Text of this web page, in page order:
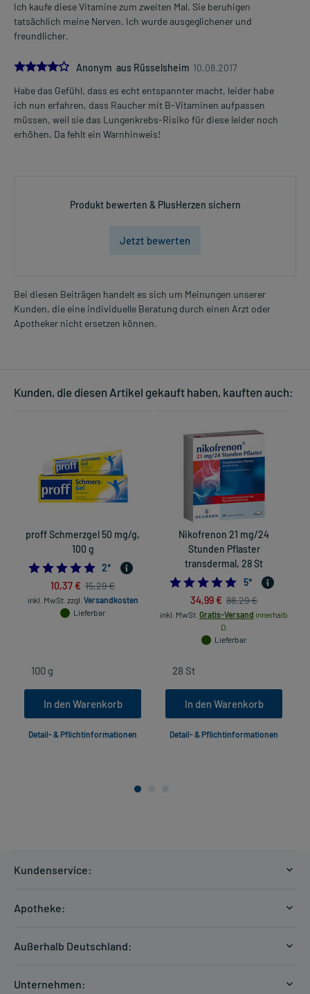
Ich kaufe diese Vitamine zum zweiten Mal. Sie beruhigen
tatsächlich meine Nerven. Ich wurde ausgeglichener und
freundlicher.
4.0Anonym aus Rüsselsheim 10.08.2017
Habe das Gefühl, dass es echt entspannter macht, leider habe
ich nun erfahren, dass Raucher mit B-Vitaminen aufpassen
müssen, weil sie das Lungenkrebs-Risiko für diese leider noch
erhöhen. Da fehlt ein Warnhinweis!
Produkt bewerten & PlusHerzen sichern
Jetzt bewerten
Bei diesen Beiträgen handelt es sich um Meinungen unserer
Kunden, die eine individuelle Beratung durch einen Arzt oder
Apotheker nicht ersetzen können.
Kunden, die diesen Artikel gekauft haben, kauften auch:
proff Schmerzgel 50 mg/g,
100 g
5.0
2*
10,37 € 15,29 €
inkl. MwSt. zzgl. Versandkosten
Lieferbar
In den Warenkorb
Detail- & Pflichtinformationen
Nikofrenon 21 mg/24
Stunden Pflaster
transdermal, 28 St
5.0
5*
34,99 € 88,29 €
inkl. MwSt. Gratis-Versand innerhalb
D.
Lieferbar
In den Warenkorb
Detail- & Pflichtinformationen
Kundenservice:
Hilfe
Apotheke:
Außerhalb Deutschland:
Unternehmen: